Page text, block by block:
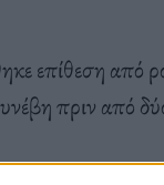
επίθεση από
πριν από